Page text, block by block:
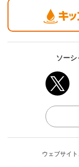
ソー
ウェブサイ